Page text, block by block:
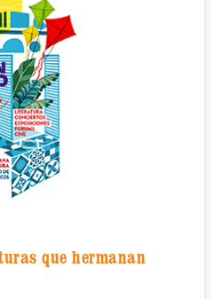
que hermanan